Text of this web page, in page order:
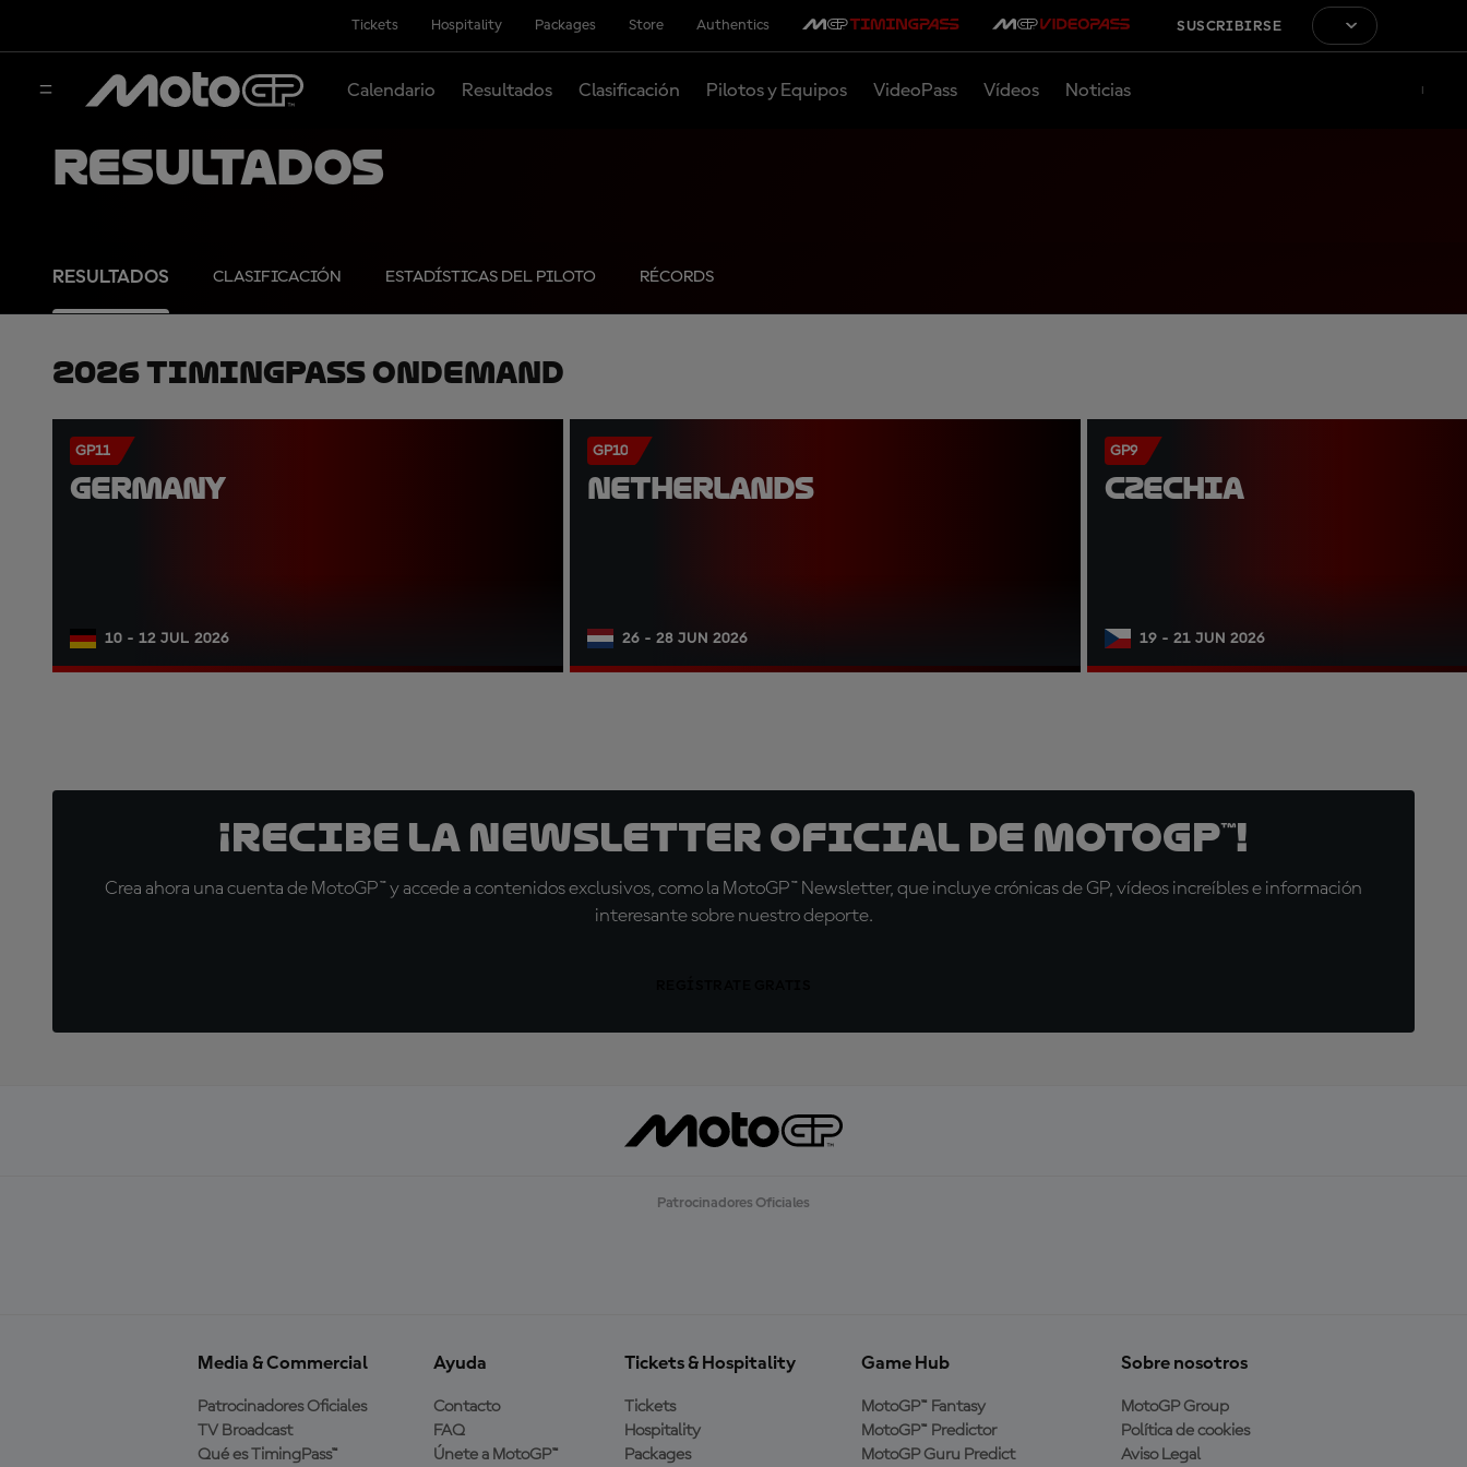
Tickets Hospitality Packages Store Authentics SUSCRIBIRSE
Calendario Resultados Clasificación Pilotos y Equipos VideoPass Vídeos Noticias
Resultados
RESULTADOS CLASIFICACIÓN ESTADÍSTICAS DEL PILOTO RÉCORDS
2026 TimingPass OnDemand
GP11
GERMANY
10 - 12 JUL 2026
GP10
NETHERLANDS
26 - 28 JUN 2026
GP9
CZECHIA
19 - 21 JUN 2026
¡Recibe la Newsletter oficial de MotoGP™!
Crea ahora una cuenta de MotoGP™ y accede a contenidos exclusivos, como la MotoGP™ Newsletter, que incluye crónicas de GP, vídeos increíbles e información
interesante sobre nuestro deporte.
Patrocinadores Oficiales
Media & Commercial
Patrocinadores Oficiales
TV Broadcast
Qué es TimingPass™
Ayuda
Contacto
FAQ
Únete a MotoGP™
Tickets & Hospitality
Tickets
Hospitality
Packages
Game Hub
MotoGP™ Fantasy
MotoGP™ Predictor
MotoGP Guru Predict
Sobre nosotros
MotoGP Group
Política de cookies
Aviso Legal